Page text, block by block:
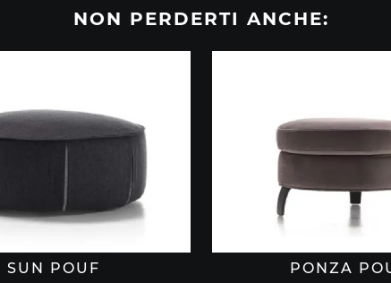
NON PERDERTI ANCHE:
SUN POUF PONZA